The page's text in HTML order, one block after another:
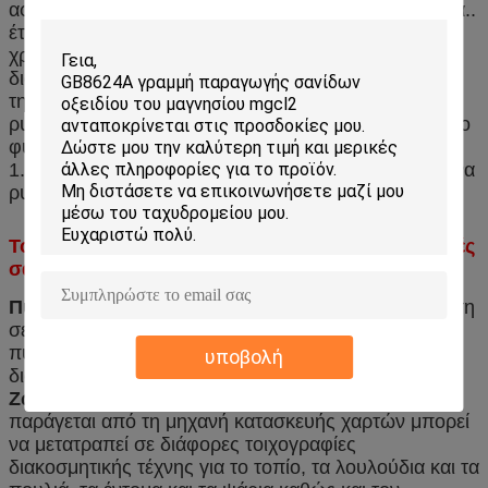
υποβολή
αφαιρέσει εσωτερικές και εξωτερικές φυσαλίδες αέρα..
έτσι η σανίδα μας είναι πιο συμπαγή. επιπλέον,
χρησιμοποιούμε το μη υφασμένο ύφασμα ως το
διαχωριστικό φιλμ για να αυξήσουμε την αντοχή και
την αντοχή της σανίδας. Η μηχανή μπορεί να
ρυθμιστεί αυθαίρετα,και στη συνέχεια να παράγουν το
φύλλο με πάχος 2-25mmΤο μέγιστο πλάτος είναι
1.300 mm και το μήκος απεριόριστο. Έτσι μπορείτε να
ρυθμίσετε το πάχος της σανίδας κατά βούληση.
Το ένα μηχάνημα μπορεί να κατασκευάσει αρκετές
σανίδες
Πυροσβεστική ανάγλυφη πόρτα
Μετά την ανίχνευση
σε επίπεδο επαρχίας, έχει τα εξής χαρακτηριστικά:
πυρόστατη, αδιάβροχη, ηχητική μόνωση, θερμική
διατήρηση, ποικιλία και χαμηλό κόστος.
Ζωγραφική τοιχογραφία για τοίχους
παράγεται από τη μηχανή κατασκευής χαρτών μπορεί
να μετατραπεί σε διάφορες τοιχογραφίες
διακοσμητικής τέχνης για το τοπίο, τα λουλούδια και τα